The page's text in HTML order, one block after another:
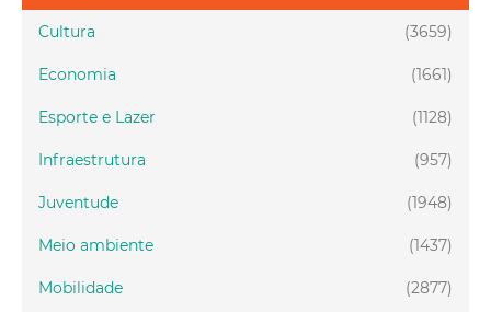
(3659)
Cultura
(1661)
Economia
(1128)
Esporte e Lazer
(957)
Infraestrutura
(1948)
Juventude
(1437)
Meio ambiente
(2877)
Mobilidade